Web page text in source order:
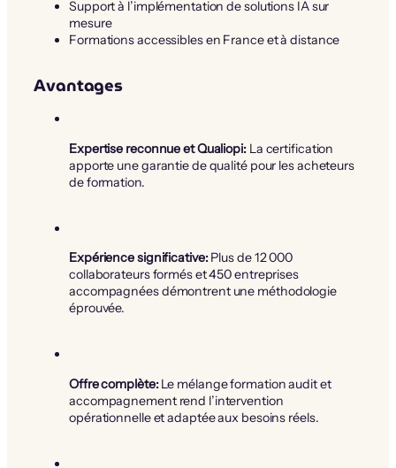
Support à l’implémentation de solutions IA sur
mesure
Formations accessibles en France et à distance
Avantages
Expertise reconnue et Qualiopi:La certification
apporte une garantie de qualité pour les acheteurs
de formation.
Expérience significative:Plus de 12 000
collaborateurs formés et 450 entreprises
accompagnées démontrent une méthodologie
éprouvée.
Offre complète:Le mélange formation audit et
accompagnement rend l’intervention
opérationnelle et adaptée aux besoins réels.